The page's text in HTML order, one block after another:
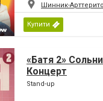
Шинник-
Купити
«Батя 2»
Концерт
Stand-up